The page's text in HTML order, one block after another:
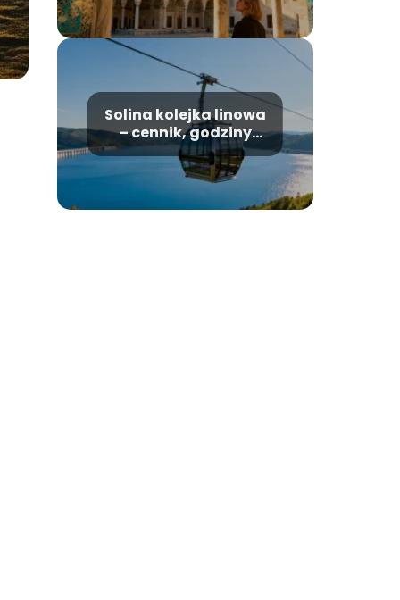
atrakcje
Solina kolejka linowa
– cennik, godziny
otwarcia, informacje